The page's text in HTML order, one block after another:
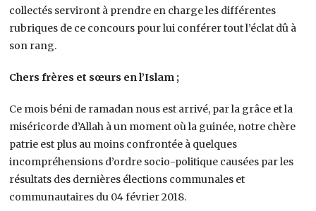
collectés serviront à prendre en charge les différentes
rubriques de ce concours pour lui conférer tout l’éclat dû à
son rang.
Chers frères et sœurs en l’Islam ;
Ce mois béni de ramadan nous est arrivé, par la grâce et la
miséricorde d’Allah à un moment où la guinée, notre chère
patrie est plus au moins confrontée à quelques
incompréhensions d’ordre socio-politique causées par les
résultats des dernières élections communales et
communautaires du 04 février 2018.